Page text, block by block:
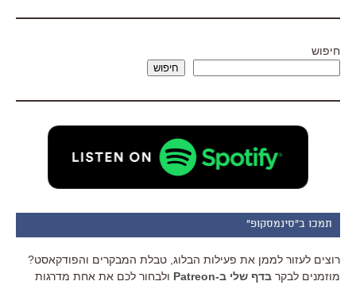
חיפוש
חיפוש
תמכו ב"סינמסקופ"
רוצים לעזור לממן את פעילות הבלוג, טבלת המבקרים והפודקאסט?
מוזמנים לבקר בדף שלי ב-Patreon
ולבחור לכם את אחת מדרגות